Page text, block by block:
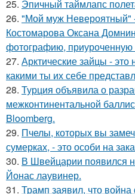
25. Эпичный таймлапс
26. "Мой муж Невероятный"
Костомарова Оксана
фотографию, приуроченную
27. Арктические зайцы -
какими ты их себе
28. Турция объявила о
межконтинентальной
Bloomberg.
29. Пчелы, которых вы
сумерках, - это особи на
30. В Швейцарии появился
Йонас лаувинер.
31. Трамп заявил, что